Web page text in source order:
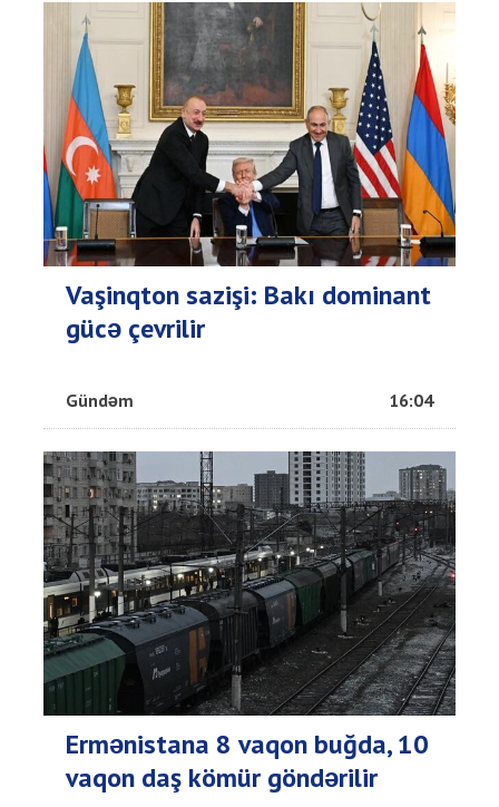
Vaşinqton sazişi: Bakı dominant
gücə çevrilir
Gündəm 16:04
Ermənistana 8 vaqon buğda, 10
vaqon daş kömür göndərilir